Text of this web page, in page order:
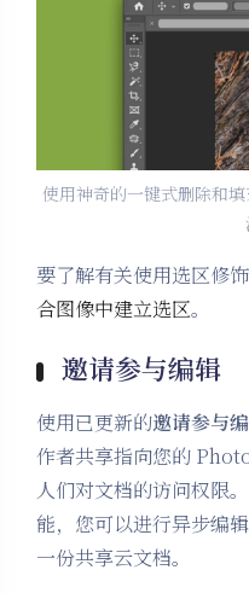
使用神奇的一键式删除和
要了解有关使用选区修
合图像中建立选区。
邀请参与编辑
使用已更新的邀请参与
作者共享指向您的
人们对文档的访问权限
能，您可以进行异步编
一份共享云文档。